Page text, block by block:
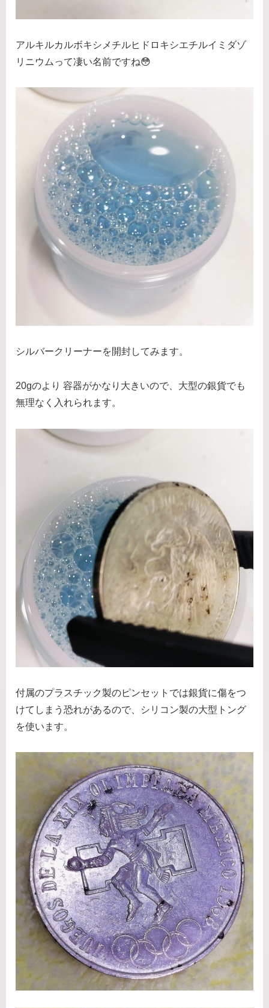
アルキルカルボキシメチルヒドロキシエチルイミダゾ
リニウムって凄い名前ですね😳
シルバークリーナーを開封してみます。
20gのより 容器がかなり大きいので、大型の銀貨でも
無理なく入れられます。
付属のプラスチック製のピンセットでは銀貨に傷をつ
けてしまう恐れがあるので、シリコン製の大型トング
を使います。